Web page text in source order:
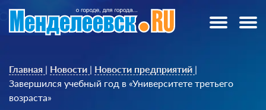
Главная | Новости | Новости предприятий |
Завершился учебный год в «Университете третьего
возраста»